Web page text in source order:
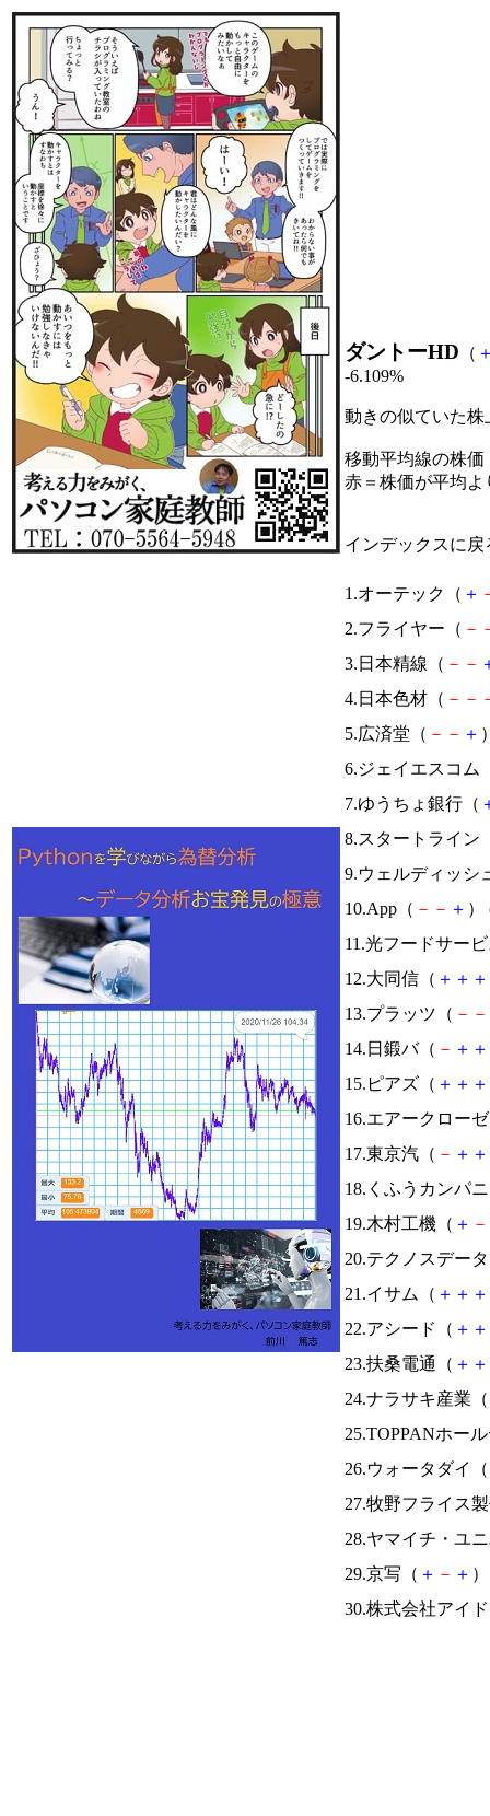
ダントーHD （
-6.109%
動きの似ていた
移動平均線の株価
赤＝株価が平均
インデックスに戻
1.オーテック（ ＋
2.フライヤー（ －
3.日本精線（ － －
4.日本色材（ － －
5.広済堂（ － － ＋
6.ジェイエスコム
7.ゆうちょ銀行（
8.スタートライン
9.ウェルディッシ
10.App（ － － ＋ ）
11.光フードサー
12.大同信（ ＋ ＋ ＋
13.プラッツ（ － －
14.日鍛バ（ － ＋ ＋
15.ピアズ（ ＋ ＋ ＋
16.エアークロー
17.東京汽（ － ＋ ＋
18.くふうカンパ
19.木村工機（ ＋ －
20.テクノスデー
21.イサム（ ＋ ＋ ＋
22.アシード（ ＋ ＋
23.扶桑電通（ ＋ ＋
24.ナラサキ産業（
25.TOPPANホー
26.ウォータダイ（
27.牧野フライス
28.ヤマイチ・ユ
29.京写（ ＋ － ＋
30.株式会社アイ